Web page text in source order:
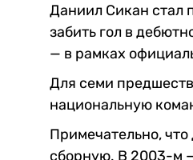
Даниил Сикан стал
забить гол в
— в рамках
Для семи
национальную
Примечательно, что
сборную. В 2003-м